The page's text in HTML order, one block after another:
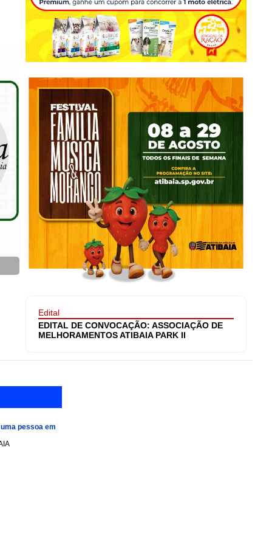
Edital
EDITAL DE CONVOCAÇÃO: ASSOCIAÇÃO DE
MELHORAMENTOS ATIBAIA PARK II
pessoa em